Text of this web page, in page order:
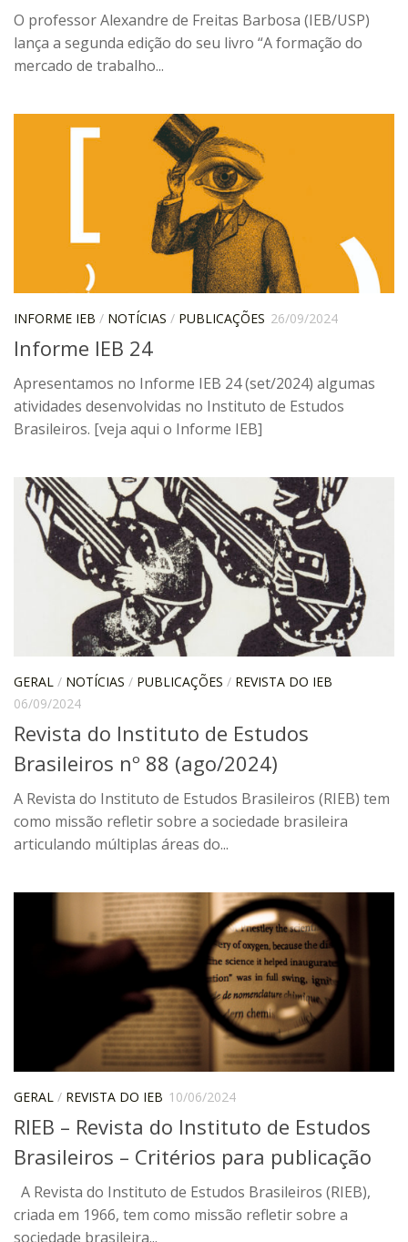
Portais
Educação em Fronteiras
Plataforma Modernismo
Ver – Anita Malfatti
Manuel Correia de Andrade
Graduação
Sobre a Graduação
Disciplinas
1° semestre
2° semestre
Aluno Especial
ProgramaUSP 60+
Sobre a Pós
Ingresso – Processo Seletivo
Formulários – Requerimentos
Regulamentos
Matrícula
Auxílio Financeiro
Exame de Qualificação
Depósito da Dissertação
Dissertação Corrigida
Orientadores / Credenciamentos
Orientadores
Credenciamento / Recredenciamento de Disciplina
Notícias da Pós
Aluno Especial
Dissertações Defendidas
Disciplinas de Pós-Graduação
1° semestre
2° semestre
Informações aos Alunos
Docentes
IEB Virtual
Podcast
O professor Alexandre de Freitas Barbosa (IEB/USP)
lança a segunda edição do seu livro “A formação do
mercado de trabalho...
INFORME IEB / NOTÍCIAS / PUBLICAÇÕES 26/09/2024
Informe IEB 24
Apresentamos no Informe IEB 24 (set/2024) algumas
atividades desenvolvidas no Instituto de Estudos
Brasileiros. [veja aqui o Informe IEB]
GERAL / NOTÍCIAS / PUBLICAÇÕES / REVISTA DO IEB
06/09/2024
Revista do Instituto de Estudos
Brasileiros nº 88 (ago/2024)
A Revista do Instituto de Estudos Brasileiros (RIEB) tem
como missão refletir sobre a sociedade brasileira
articulando múltiplas áreas do...
GERAL / REVISTA DO IEB 10/06/2024
RIEB – Revista do Instituto de Estudos
Brasileiros – Critérios para publicação
A Revista do Instituto de Estudos Brasileiros (RIEB),
criada em 1966, tem como missão refletir sobre a
sociedade brasileira...